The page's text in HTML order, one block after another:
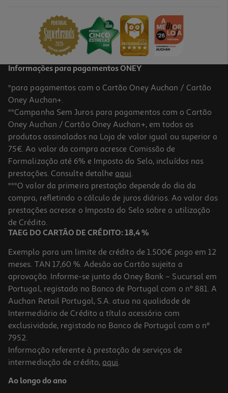
Informações para pagamentos ONEY
*para pagamentos com o Cartão Oney Auchan / Cartão
Oney Auchan+.
**Campanha Sem Juros para pagamentos com o Cartão
Oney Auchan / Cartão Oney Auchan+, em todos os
produtos assinalados na Loja de valor igual ou superior a
75€. Ao valor da compra acresce Comissão de
Formalização até 6% e Imposto do Selo, incluídos nas
prestações. Consulte detalhe aqui.
***O valor da primeira prestação depende do dia da
compra, refletindo o cálculo de juros diários. Ao valor das
prestações acresce o Imposto do Selo sobre a utilização
de Crédito.
TAEG DO CARTÃO DE CRÉDITO: 18,4 %
Exemplo para um limite de crédito de 1.500€ pago em 12
meses. TAN 17,60 %. Adesão ao Cartão sujeita a
aprovação. Informe-se junto do Oney Bank – Sucursal em
Portugal, registado no Banco de Portugal com o nº 881. A
Auchan Retail Portugal, S.A. atua na qualidade de
Intermediário de Crédito a título acessório com
exclusividade, registado no Banco de Portugal com o nº
7952.
Informação referente à prestação de serviços de
intermediação de crédito, aqui.
Ao longo do ano